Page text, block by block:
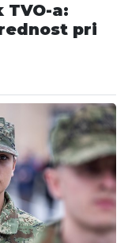
a:
pri